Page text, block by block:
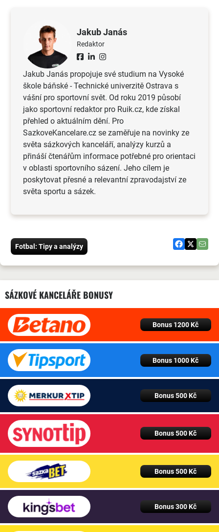
Jakub Janás
Redaktor
Jakub Janás propojuje své studium na Vysoké
škole báňské - Technické univerzitě Ostrava s
vášní pro sportovní svět. Od roku 2019 působí
jako sportovní redaktor pro Ruik.cz, kde získal
přehled o aktuálním dění. Pro
SazkoveKancelare.cz se zaměřuje na novinky ze
světa sázkových kanceláří, analýzy kurzů a
přináší čtenářům informace potřebné pro orientaci
v oblasti sportovního sázení. Jeho cílem je
poskytovat přesné a relevantní zpravodajství ze
světa sportu a sázek.
Fotbal: Tipy a analýzy
SÁZKOVÉ KANCELÁŘE BONUSY
Bonus 1200 Kč
Bonus 1000 Kč
Bonus 500 Kč
Bonus 500 Kč
Bonus 500 Kč
Bonus 300 Kč